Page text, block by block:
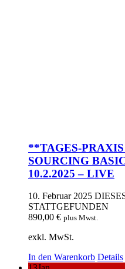
**TAGES-
SOURCING
10.2.2025 – LIVE
10. Februar 2025
STATTGEFUNDEN
890,00 € plus Mwst.
exkl. MwSt.
In den Warenkorb Details